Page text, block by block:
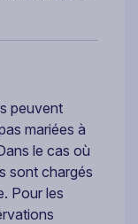
peuvent
mariées à
le cas où
sont chargés
Pour les